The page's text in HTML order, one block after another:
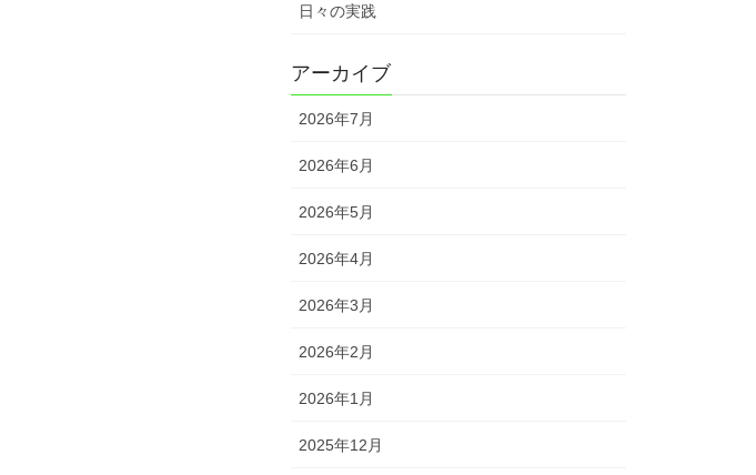
日々の実践
アーカイブ
2026年7月
2026年6月
2026年5月
2026年4月
2026年3月
2026年2月
2026年1月
2025年12月